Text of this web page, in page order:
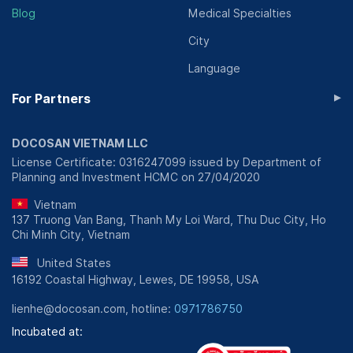
Blog Medical Specialties
City
Language
For Partners ▸
DOCOSAN VIETNAM LLC
License Certificate: 0316247099 issued by Department of
Planning and Investment HCMC on 27/04/2020
Vietnam
137 Truong Van Bang, Thanh My Loi Ward, Thu Duc City, Ho
Chi Minh City, Vietnam
United States
16192 Coastal Highway, Lewes, DE 19958, USA
lienhe@docosan.com, hotline: 0971786750
Incubated at: